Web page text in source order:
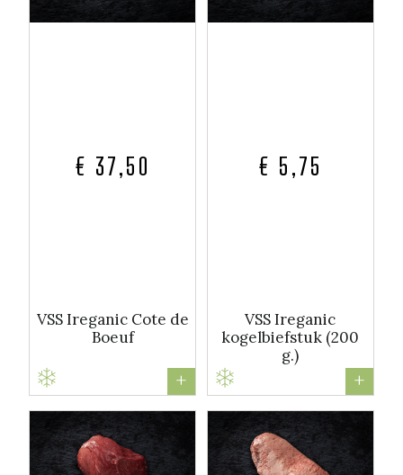
€ 37,50
VSS Ireganic Cote de
Boeuf
+
€ 5,75
VSS Ireganic
kogelbiefstuk (200
g.)
+